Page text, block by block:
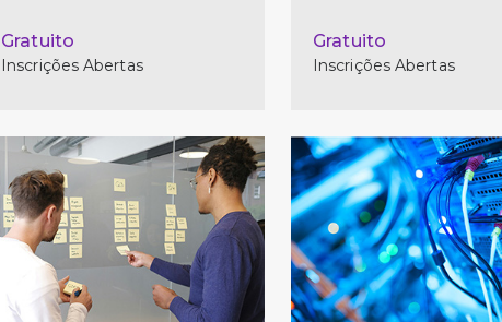
Gratuito
Inscrições Abertas
Gratuito
Inscrições Abertas